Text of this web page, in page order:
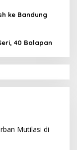
ke Bandung
40 Balapan
Mutilasi di